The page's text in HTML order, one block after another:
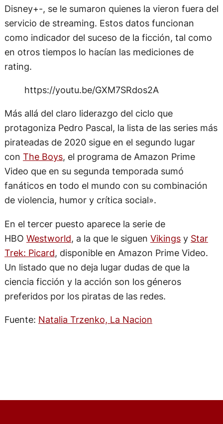
Disney+-, se le sumaron quienes la vieron fuera del
servicio de streaming. Estos datos funcionan
como indicador del suceso de la ficción, tal como
en otros tiempos lo hacían las mediciones de
rating.
https://youtu.be/GXM7SRdos2A
Más allá del claro liderazgo del ciclo que
protagoniza Pedro Pascal, la lista de las series más
pirateadas de 2020 sigue en el segundo lugar
con The Boys, el programa de Amazon Prime
Video que en su segunda temporada sumó
fanáticos en todo el mundo con su combinación
de violencia, humor y crítica social».
En el tercer puesto aparece la serie de
HBO Westworld, a la que le siguen Vikingsy Star
Trek: Picard, disponible en Amazon Prime Video.
Un listado que no deja lugar dudas de que la
ciencia ficción y la acción son los géneros
preferidos por los piratas de las redes.
Fuente: Natalia Trzenko, La Nacion